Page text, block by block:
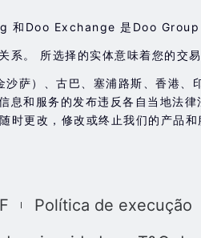
Exchange 是Doo Group 所
。 所选择的实体意味着您的交
萨）、古巴、塞浦路斯、香港
和服务的发布违反各自当地法
更改，修改或终止我们的产品和
Política de execução